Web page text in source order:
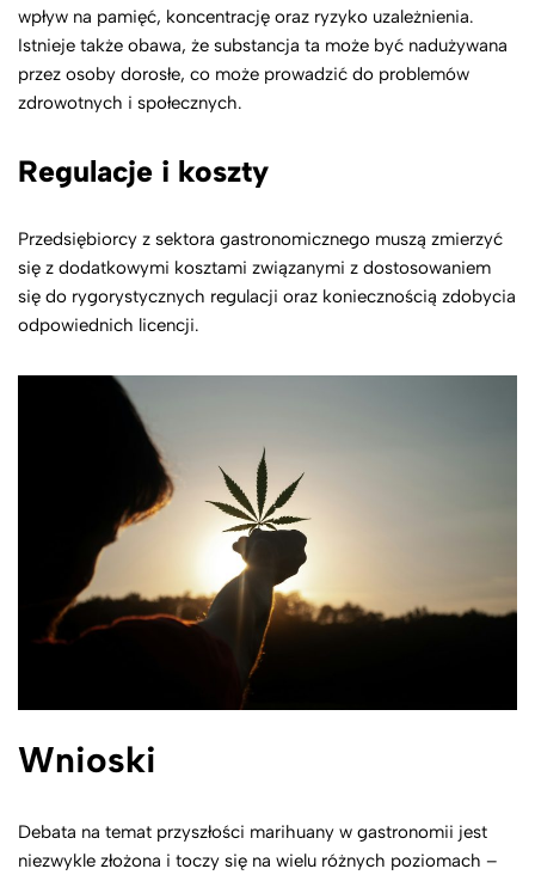
wpływ na pamięć, koncentrację oraz ryzyko uzależnienia.
Istnieje także obawa, że substancja ta może być nadużywana
przez osoby dorosłe, co może prowadzić do problemów
zdrowotnych i społecznych.
Regulacje i koszty
Przedsiębiorcy z sektora gastronomicznego muszą zmierzyć
się z dodatkowymi kosztami związanymi z dostosowaniem
się do rygorystycznych regulacji oraz koniecznością zdobycia
odpowiednich licencji.
Wnioski
Debata na temat przyszłości marihuany w gastronomii jest
niezwykle złożona i toczy się na wielu różnych poziomach –